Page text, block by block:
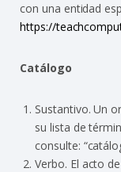
con una entidad
https://
Catálogo
Sustantivo. Un
su lista de
consulte:
Verbo. El acto